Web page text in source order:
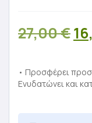
27,00€
• Προσφέρει
Ενυδατώνει και